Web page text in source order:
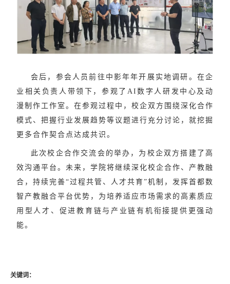
会后 ，参会人员前往中影年年开展 实地调研。在企
业 相关 负责人 带领下 ，参观了 AI数字人研发中心及动
漫制作工作室。 在参观过程中 ，校企双方围绕深化合作
模式、把握行业发展趋势等议题进行充分讨论，就挖掘
更多合作契合点达成共识。
此次校企合作交流会的举办，为校企双方搭建了高
效沟通平台。未来，学院将继续深化校企合作、产教融
合 ，持续完善“过程共管、人才共育”机制，发挥首都数
智产教融合平台优势，为培养适应市场需求的高素质应
用型人才、促进教育链与产业链有机衔接提供更强动
能。
关键词：